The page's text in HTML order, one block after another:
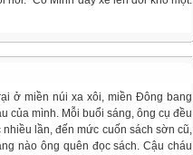
ở miền núi xa xôi, miền Đông bang
của mình. Mỗi buổi sáng, ông cụ đều
lần, đến mức cuốn sách sờn cũ,
nào ông quên đọc sách. Cậu cháu